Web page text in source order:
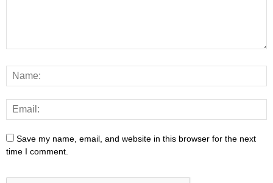
Save my name, email, and website in this browser for the next
time I comment.